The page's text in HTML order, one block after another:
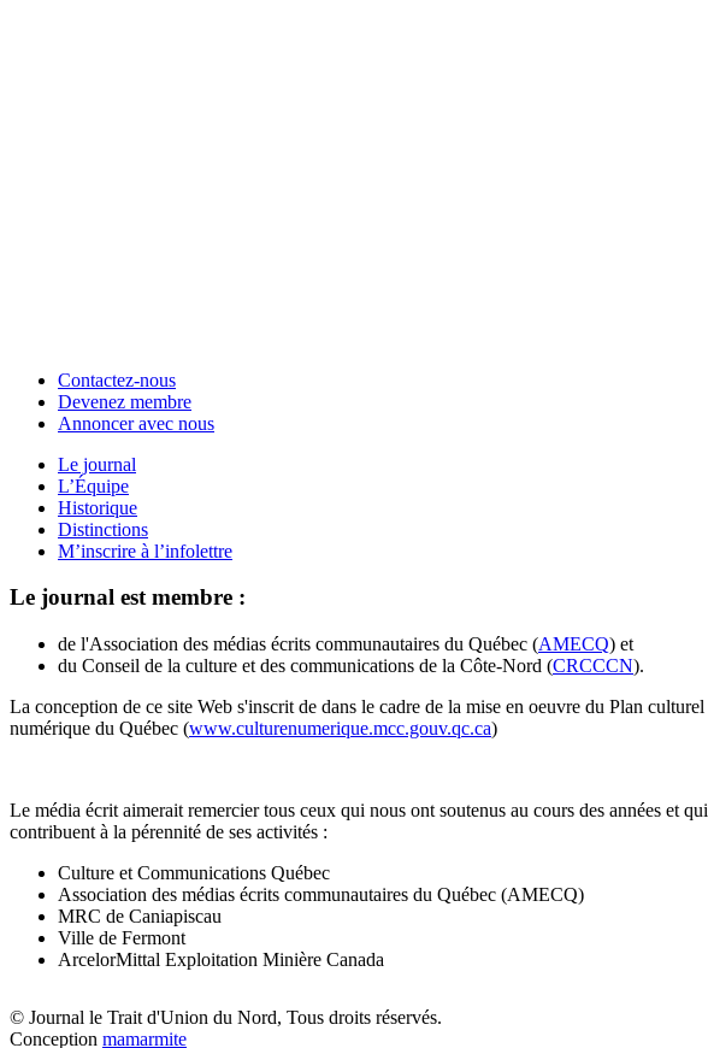
Contactez-nous
Devenez membre
Annoncer avec nous
Le journal
L’Équipe
Historique
Distinctions
M’inscrire à l’infolettre
Le journal est membre :
de l'Association des médias écrits communautaires du Québec (AMECQ) et
du Conseil de la culture et des communications de la Côte-Nord (CRCCCN).
La conception de ce site Web s'inscrit de dans le cadre de la mise en oeuvre du Plan culturel
numérique du Québec (www.culturenumerique.mcc.gouv.qc.ca)
Le média écrit aimerait remercier tous ceux qui nous ont soutenus au cours des années et qui
contribuent à la pérennité de ses activités :
Culture et Communications Québec
Association des médias écrits communautaires du Québec (AMECQ)
MRC de Caniapiscau
Ville de Fermont
ArcelorMittal Exploitation Minière Canada
© Journal le Trait d'Union du Nord, Tous droits réservés.
Conception mamarmite